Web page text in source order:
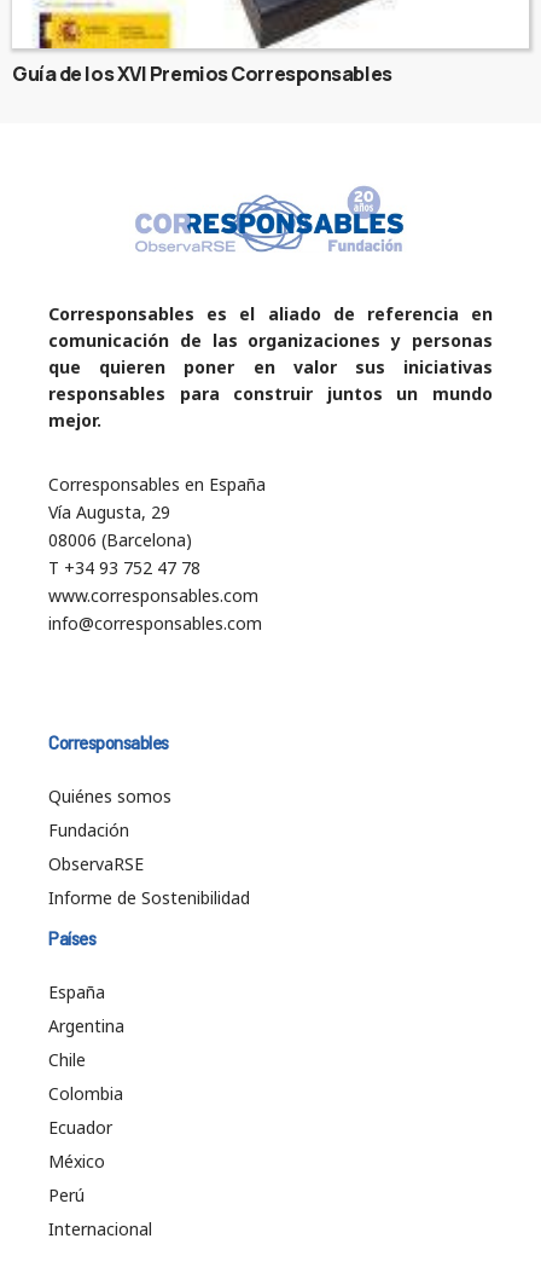
Guía de los XVI Premios Corresponsables
Corresponsables es el aliado de referencia en
comunicación de las organizaciones y personas
que quieren poner en valor sus iniciativas
responsables para construir juntos un mundo
mejor.
Corresponsables en España
Vía Augusta, 29
08006 (Barcelona)
T +34 93 752 47 78
www.corresponsables.com
info@corresponsables.com
Corresponsables
Quiénes somos
Fundación
ObservaRSE
Informe de Sostenibilidad
Países
España
Argentina
Chile
Colombia
Ecuador
México
Perú
Internacional